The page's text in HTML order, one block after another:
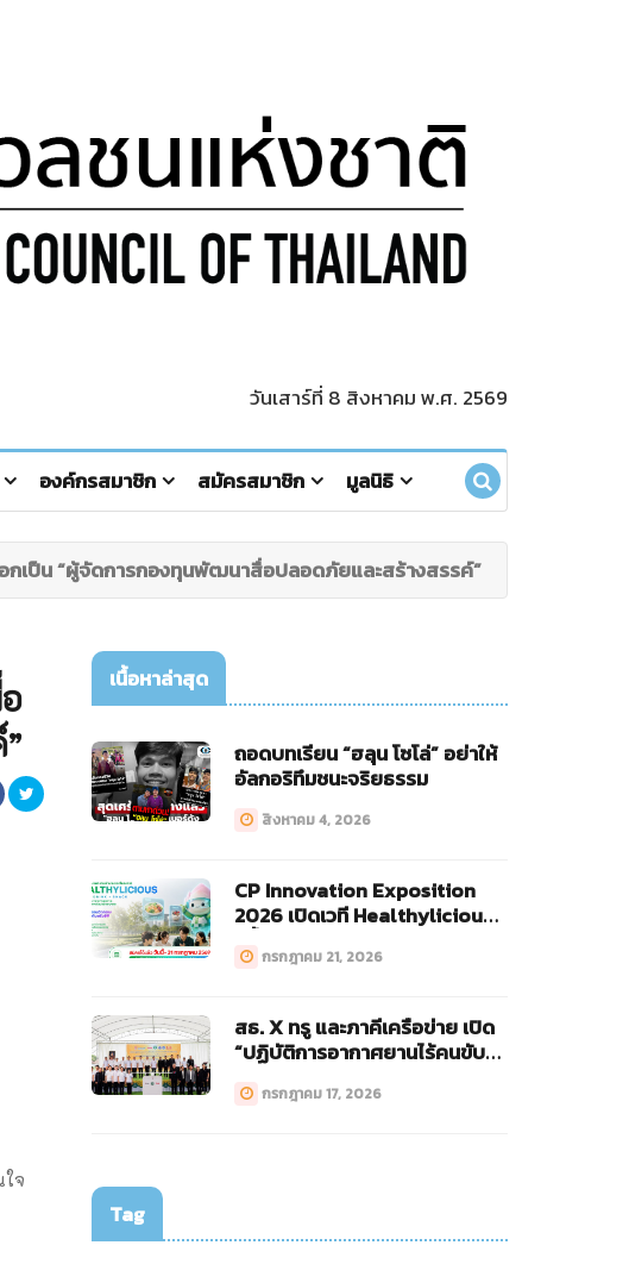
วันเสาร์ที่ 8 สิงหาคม พ.ศ. 2569
องค์กรสมาชิก สมัครสมาชิก มูลนิธิ
เป็น “ผู้จัดการกองทุนพัฒนาสื่อปลอดภัยและสร้างสรรค์”
จ
เนื้อหาล่าสุด
ถอดบทเรียน “ฮลุน โซโล่” อย่าให้
อัลกอริทึมชนะจริยธรรม
สิงหาคม 4, 2026
CP Innovation Exposition
2026 เปิดเวที Healthylicious
กรกฎาคม 21, 2026
สธ. X ทรู และภาคีเครือข่าย เปิด
“ปฏิบัติการอากาศยานไร้คนขับ
กรกฎาคม 17, 2026
Tag